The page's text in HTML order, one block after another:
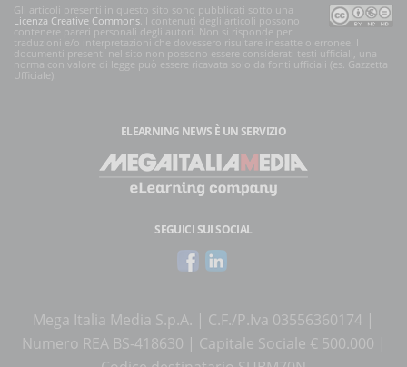
Gli articoli presenti in questo sito sono pubblicati sotto una
Licenza Creative Commons. I contenuti degli articoli possono
contenere pareri personali degli autori. Non si risponde per
traduzioni e/o interpretazioni che dovessero risultare inesatte o erronee. I
documenti presenti nel sito non possono essere considerati testi ufficiali, una
norma con valore di legge può essere ricavata solo da fonti ufficiali (es. Gazzetta
Ufficiale).
ELEARNING NEWS È UN SERVIZIO
SEGUICI SUI SOCIAL
Mega Italia Media S.p.A. | C.F./P.Iva 03556360174 |
Numero REA BS-418630 | Capitale Sociale € 500.000 |